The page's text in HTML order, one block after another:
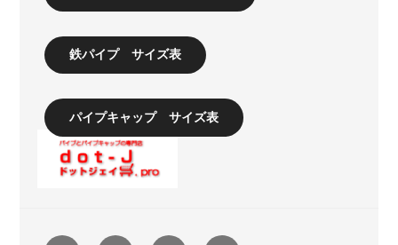
鉄パイプ サイズ表
パイプキャップ サイズ表